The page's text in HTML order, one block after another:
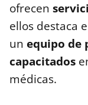
ofrecen
ellos destaca
un equipo de
capacitados
médicas.